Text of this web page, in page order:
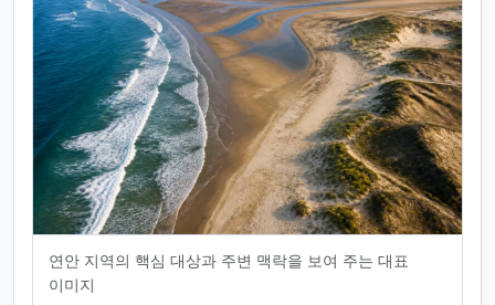
연안 지역의 핵심 대상과 주변 맥락을 보여 주는 대표
이미지